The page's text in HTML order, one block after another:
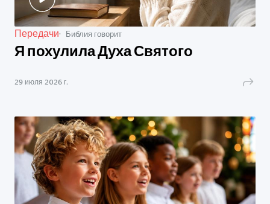
Передачи Библия говорит
Я похулила Духа Святого
29 июля 2026 г.